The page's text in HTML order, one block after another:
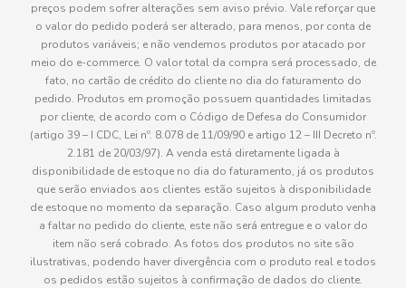
preços podem sofrer alterações sem aviso prévio. Vale reforçar que
o valor do pedido poderá ser alterado, para menos, por conta de
produtos variáveis; e não vendemos produtos por atacado por
meio do e-commerce. O valor total da compra será processado, de
fato, no cartão de crédito do cliente no dia do faturamento do
pedido. Produtos em promoção possuem quantidades limitadas
por cliente, de acordo com o Código de Defesa do Consumidor
(artigo 39 – I CDC, Lei nº. 8.078 de 11/09/90 e artigo 12 – III Decreto nº.
2.181 de 20/03/97). A venda está diretamente ligada à
disponibilidade de estoque no dia do faturamento, já os produtos
que serão enviados aos clientes estão sujeitos à disponibilidade
de estoque no momento da separação. Caso algum produto venha
a faltar no pedido do cliente, este não será entregue e o valor do
item não será cobrado. As fotos dos produtos no site são
ilustrativas, podendo haver divergência com o produto real e todos
os pedidos estão sujeitos à confirmação de dados do cliente.